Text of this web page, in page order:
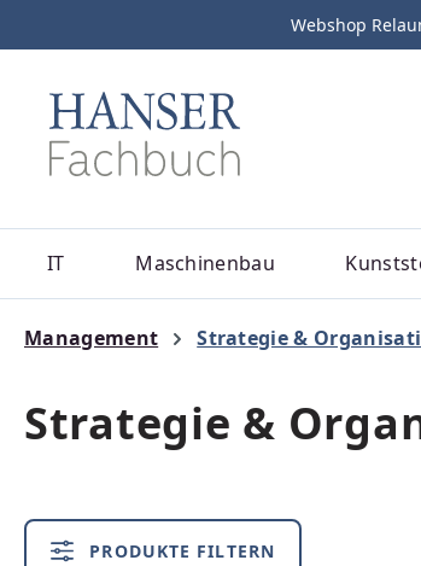
Zur Hauptnavigation springen
Webshop
IT Maschinenbau
Management Strategie &
Strategie &
PRODUKTE FILTERN